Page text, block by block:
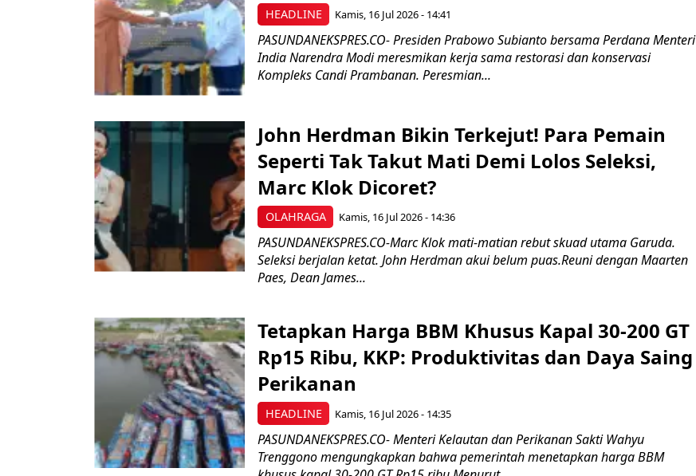
HEADLINE Kamis, 16 Jul 2026 - 14:41
PASUNDANEKSPRES.CO- Presiden Prabowo Subianto bersama Perdana Menteri
India Narendra Modi meresmikan kerja sama restorasi dan konservasi
Kompleks Candi Prambanan. Peresmian...
OLAHRAGA
John Herdman Bikin Terkejut! Para Pemain
Seperti Tak Takut Mati Demi Lolos Seleksi,
Marc Klok Dicoret?
Kamis, 16 Jul 2026 - 14:36
PASUNDANEKSPRES.CO-Marc Klok mati-matian rebut skuad utama Garuda.
Seleksi berjalan ketat. John Herdman akui belum puas.Reuni dengan Maarten
Paes, Dean James...
HEADLINE
Tetapkan Harga BBM Khusus Kapal 30-200 GT
Rp15 Ribu, KKP: Produktivitas dan Daya Saing
Perikanan
Kamis, 16 Jul 2026 - 14:35
PASUNDANEKSPRES.CO- Menteri Kelautan dan Perikanan Sakti Wahyu
Trenggono mengungkapkan bahwa pemerintah menetapkan harga BBM